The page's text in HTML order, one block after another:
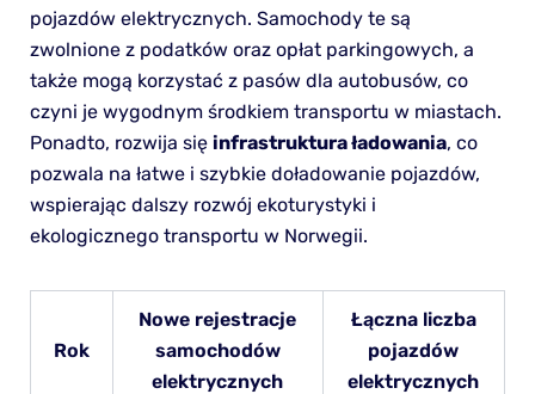
pojazdów elektrycznych. Samochody te są
zwolnione z podatków oraz opłat parkingowych, a
także mogą korzystać z pasów dla autobusów, co
czyni je wygodnym środkiem transportu w miastach.
Ponadto, rozwija się infrastruktura ładowania, co
pozwala na łatwe i szybkie doładowanie pojazdów,
wspierając dalszy rozwój ekoturystyki i
ekologicznego transportu w Norwegii.
Rok
Nowe rejestracje
samochodów
elektrycznych
Łączna liczba
pojazdów
elektrycznych